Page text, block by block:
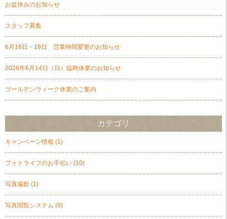
お盆休みのお知らせ
スタッフ募集
6月16日・19日 営業時間変更のお知らせ
2026年6月14日（日）臨時休業のお知らせ
ゴールデンウィーク休業のご案内
カテゴリ
キャンペーン情報 (1)
フォトライフのお手伝い (10)
写真撮影 (1)
写真閲覧システム (8)